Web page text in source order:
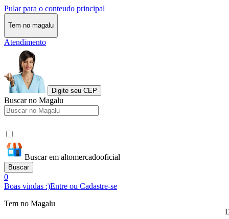
Pular para o conteudo principal
Tem no magalu
Atendimento
Digite seu CEP
Buscar no Magalu
Buscar em altomercadooficial
Buscar
0
Boas vindas :)Entre ou Cadastre-se
Tem no Magalu